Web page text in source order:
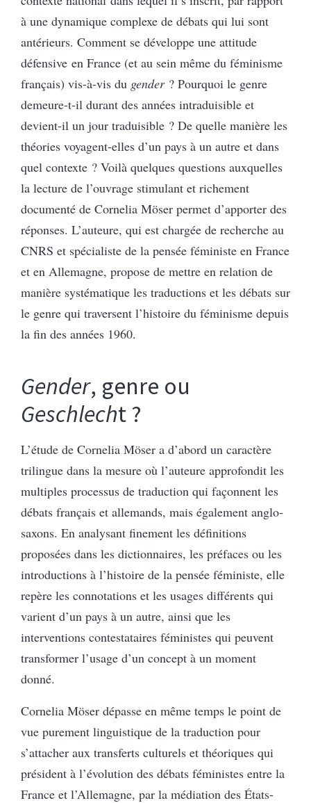
à une dynamique complexe de débats qui lui sont
antérieurs. Comment se développe une attitude
défensive en France (et au sein même du féminisme
français) vis-à-vis du gender? Pourquoi le genre
demeure-t-il durant des années intraduisible et
devient-il un jour traduisible ? De quelle manière les
théories voyagent-elles d’un pays à un autre et dans
quel contexte ? Voilà quelques questions auxquelles
la lecture de l’ouvrage stimulant et richement
documenté de Cornelia Möser permet d’apporter des
réponses. L’auteure, qui est chargée de recherche au
CNRS et spécialiste de la pensée féministe en France
et en Allemagne, propose de mettre en relation de
manière systématique les traductions et les débats sur
le genre qui traversent l’histoire du féminisme depuis
la fin des années 1960.
Gender, genre ou
Geschlecht ?
L’étude de Cornelia Möser a d’abord un caractère
trilingue dans la mesure où l’auteure approfondit les
multiples processus de traduction qui façonnent les
débats français et allemands, mais également anglo-
saxons. En analysant finement les définitions
proposées dans les dictionnaires, les préfaces ou les
introductions à l’histoire de la pensée féministe, elle
repère les connotations et les usages différents qui
varient d’un pays à un autre, ainsi que les
interventions contestataires féministes qui peuvent
transformer l’usage d’un concept à un moment
donné.
Cornelia Möser dépasse en même temps le point de
vue purement linguistique de la traduction pour
s’attacher aux transferts culturels et théoriques qui
président à l’évolution des débats féministes entre la
France et l’Allemagne, par la médiation des États-